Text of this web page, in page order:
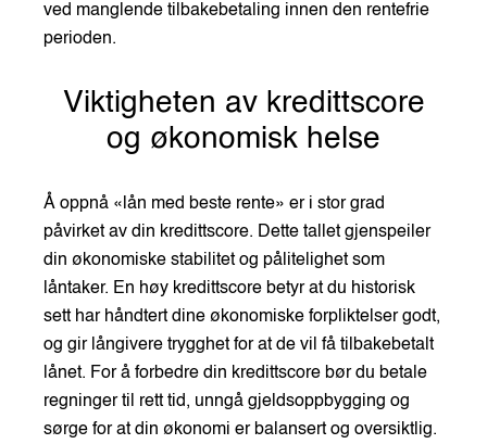
ved manglende tilbakebetaling innen den rentefrie
perioden.
Viktigheten av kredittscore
og økonomisk helse
Å oppnå «lån med beste rente» er i stor grad
påvirket av din kredittscore. Dette tallet gjenspeiler
din økonomiske stabilitet og pålitelighet som
låntaker. En høy kredittscore betyr at du historisk
sett har håndtert dine økonomiske forpliktelser godt,
og gir långivere trygghet for at de vil få tilbakebetalt
lånet. For å forbedre din kredittscore bør du betale
regninger til rett tid, unngå gjeldsoppbygging og
sørge for at din økonomi er balansert og oversiktlig.